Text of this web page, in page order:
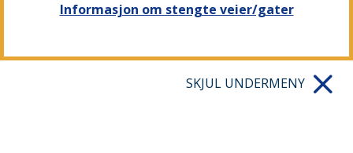
Informasjon om stengte veier/gater
SKJUL UNDERMENY